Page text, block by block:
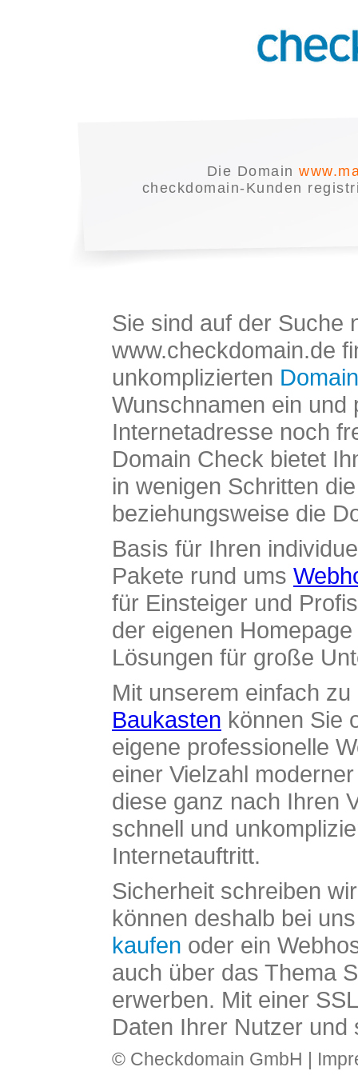
Die Domain
checkdomain-Kunden
Sie sind auf der Suche
www.checkdomain.de
unkomplizierten
Wunschnamen ein und
Internetadresse noch
Domain Check bietet
in wenigen Schritten
beziehungsweise die
Basis für Ihren
Pakete rund ums
für Einsteiger und
der eigenen
Lösungen für große
Mit unserem einfach
Baukasten können Sie
eigene professionelle
einer Vielzahl
diese ganz nach Ihren
schnell und
Internetauftritt.
Sicherheit schreiben
können deshalb bei
kaufen oder ein
auch über das Thema
erwerben. Mit einer
Daten Ihrer Nutzer und
© Checkdomain GmbH |